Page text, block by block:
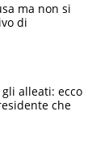
ma non si
di
alleati: ecco
che